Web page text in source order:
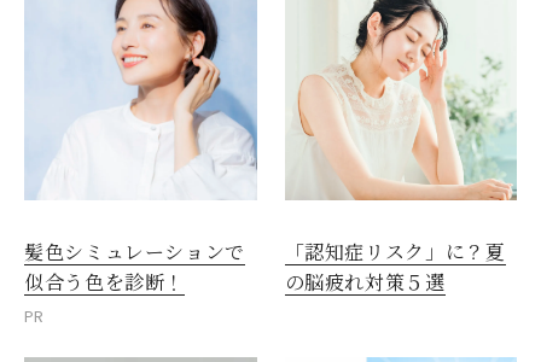
髪色シミュレーションで
似合う色を診断！
PR
「認知症リスク」に？夏
の脳疲れ対策５選